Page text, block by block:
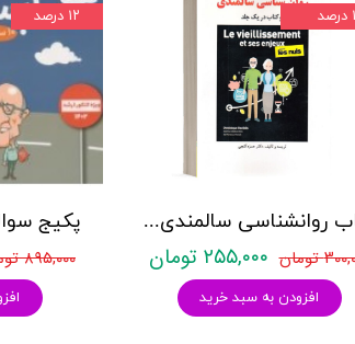
۸۹۵,۰۰۰ تومان
۱۲ درصد
کتاب روانشناسی سالمندی - (2 كتاب در 1 جلد) - حمزه گنجی - نشر ساوالان
تومان ۲۵۵,۰۰۰ تومان
افزودن به سبد خرید